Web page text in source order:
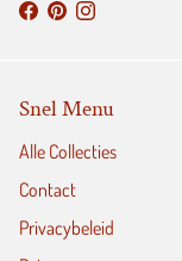
Snel Menu
Alle Collecties
Contact
Privacybeleid